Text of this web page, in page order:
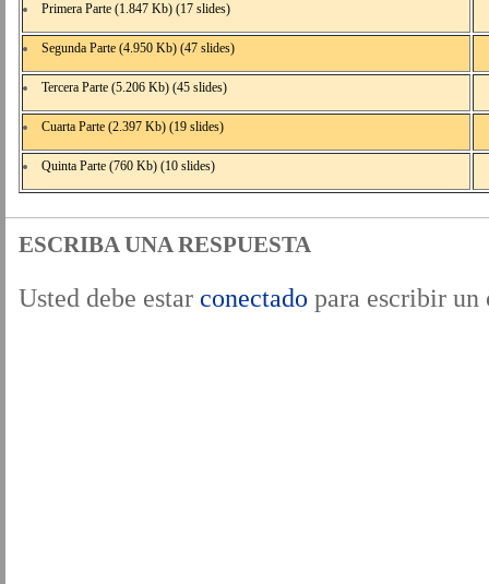
Primera Parte (1.847 Kb) (17 slides)
Segunda Parte (4.950 Kb) (47 slides)
Tercera Parte (5.206 Kb) (45 slides)
Cuarta Parte (2.397 Kb) (19 slides)
Quinta Parte (760 Kb) (10 slides)
ESCRIBA UNA RESPUESTA
Usted debe estar conectado para escribir un